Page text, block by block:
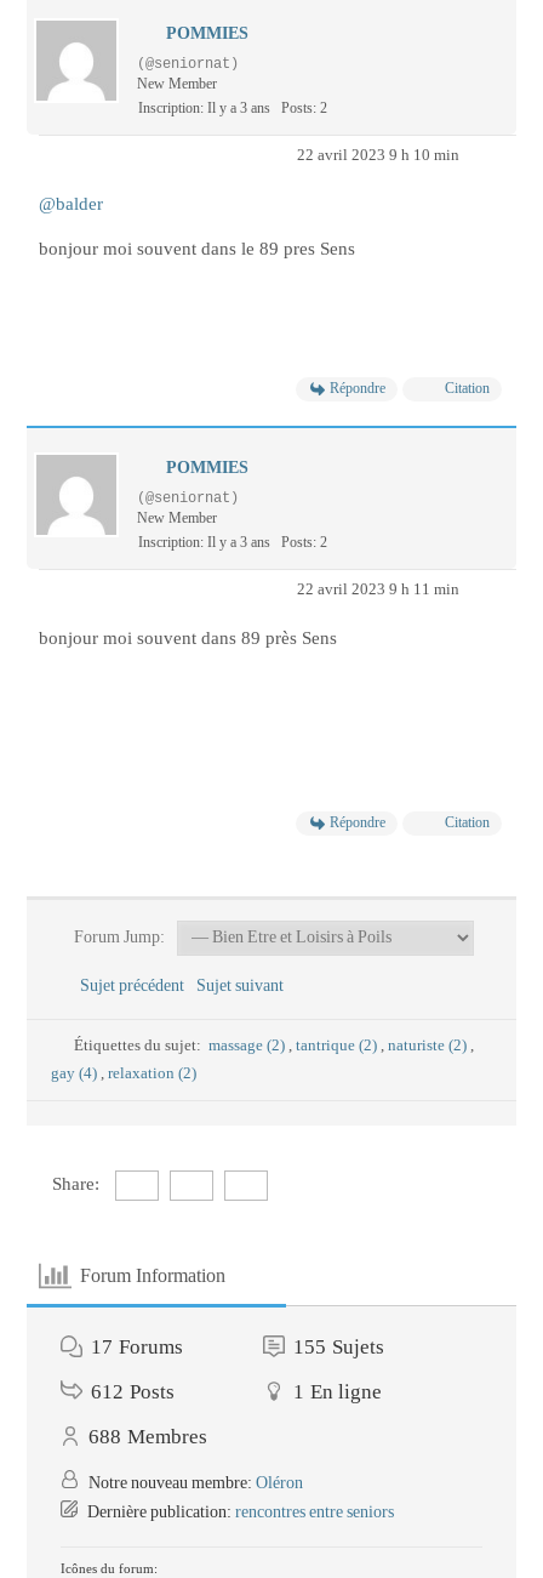
POMMIES
(@seniornat)
New Member
Inscription: Il y a 3 ans Posts: 2
22 avril 2023 9 h 10 min
@balder
bonjour moi souvent dans le 89 pres Sens
Répondre Citation
POMMIES
(@seniornat)
New Member
Inscription: Il y a 3 ans Posts: 2
22 avril 2023 9 h 11 min
bonjour moi souvent dans 89 près Sens
Répondre Citation
Forum Jump:
Sujet précédent Sujet suivant
Étiquettes du sujet:massage (2) , tantrique (2) , naturiste (2) ,
gay (4) ,relaxation (2)
Share:
Forum Information
17 Forums 155 Sujets
612 Posts 1 En ligne
688 Membres
Notre nouveau membre: Oléron
Dernière publication: rencontres entre seniors
Icônes du forum: